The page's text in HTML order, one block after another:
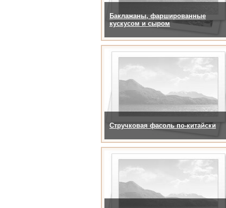
Баклажаны, фаршированные
кускусом и сыром
Стручковая фасоль по-китайски